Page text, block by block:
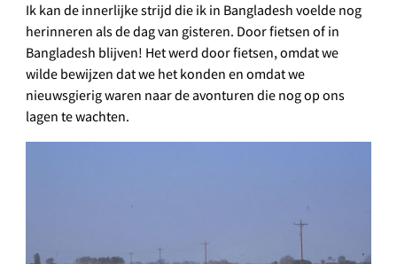
Ik kan de innerlijke strijd die ik in Bangladesh voelde nog
herinneren als de dag van gisteren. Door fietsen of in
Bangladesh blijven! Het werd door fietsen, omdat we
wilde bewijzen dat we het konden en omdat we
nieuwsgierig waren naar de avonturen die nog op ons
lagen te wachten.